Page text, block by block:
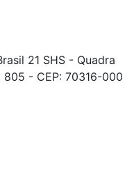
21 SHS - Quadra
- CEP: 70316-000